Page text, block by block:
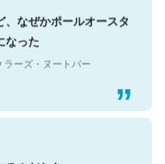
なぜかポールオースタ
った
んだなあ